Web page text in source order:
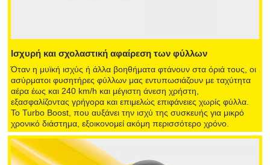
Ισχυρή και σχολαστική αφαίρεση των φύλλων
Όταν η μυϊκή ισχύς ή άλλα βοηθήματα φτάνουν στα όριά τους, οι
ασύρματοι φυσητήρες φύλλων μας εντυπωσιάζουν με ταχύτητα
αέρα έως και 240 km/h και μέγιστη άνεση χρήστη,
εξασφαλίζοντας γρήγορα και επιμελώς επιφάνειες χωρίς φύλλα.
Το Turbo Boost, που αυξάνει την ισχύ της συσκευής για μικρό
χρονικό διάστημα, εξοικονομεί ακόμη περισσότερο χρόνο.